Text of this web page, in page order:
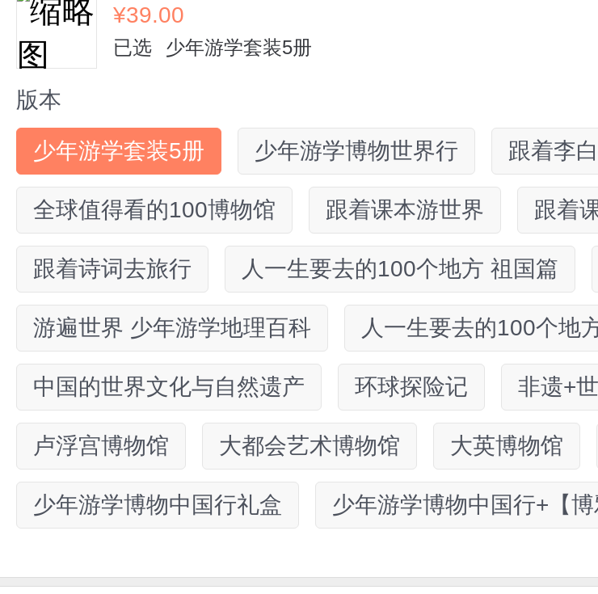
¥39.00
已选 少年游学套装5册
版本
少年游学套装5册 少年游学博物世界行 跟着李
全球值得看的100博物馆 跟着课本游世界 跟着
跟着诗词去旅行 人一生要去的100个地方 祖国篇
游遍世界 少年游学地理百科 人一生要去的100个地
中国的世界文化与自然遗产 环球探险记 非遗+
卢浮宫博物馆 大都会艺术博物馆 大英博物馆
少年游学博物中国行礼盒 少年游学博物中国行+【